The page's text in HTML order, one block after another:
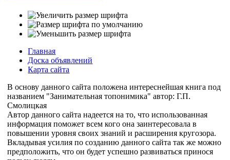
Главная
Доска объявлений
Карта сайта
В основу данного сайта положена интереснейшая книга под
названием "Занимательная топонимика" автор: Г.П.
Смолицкая
Автор данного сайта надеется на то, что использованная
информация поможет всем кого она заинтересовала в
повышении уровня своих знаний и расширения кругозора.
Вкладывая усилия по созданию данного сайта так же можно
предположить, что он будет успешно развиваться принося